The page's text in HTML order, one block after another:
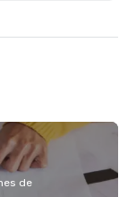
de